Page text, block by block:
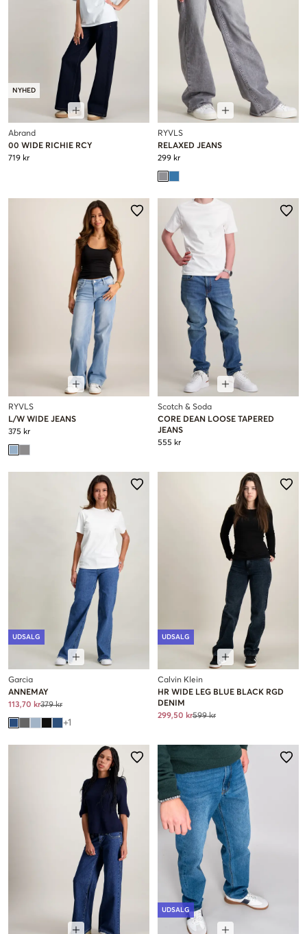
NYHED
Abrand
00 WIDE RICHIE RCY
719 kr
RYVLS
RELAXED JEANS
299 kr
RYVLS
L/W WIDE JEANS
375 kr
Scotch & Soda
CORE DEAN LOOSE TAPERED
JEANS
555 kr
UDSALG
Garcia
ANNEMAY
113,70 kr379 kr
+1
UDSALG
Calvin Klein
HR WIDE LEG BLUE BLACK RGD
DENIM
299,50 kr599 kr
UDSALG